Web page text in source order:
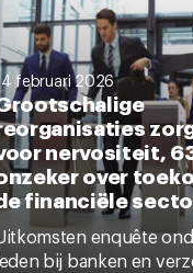
februari 2026
nervositeit,
over
financiële
enquête
bij banken en